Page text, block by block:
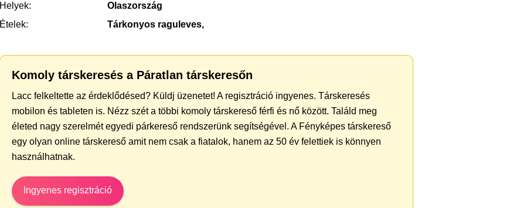
Helyek:
Olaszország
Ételek:
Tárkonyos raguleves,
Komoly társkeresés a Páratlan társkeresőn
Lacc felkeltette az érdeklődésed? Küldj üzenetet! A regisztráció ingyenes. Társkeresés
mobilon és tableten is. Nézz szét a többi komoly társkereső férfi és nő között. Találd meg
életed nagy szerelmét egyedi párkereső rendszerünk segítségével. A Fényképes társkereső
egy olyan online társkereső amit nem csak a fiatalok, hanem az 50 év felettiek is könnyen
használhatnak.
Ingyenes regisztráció